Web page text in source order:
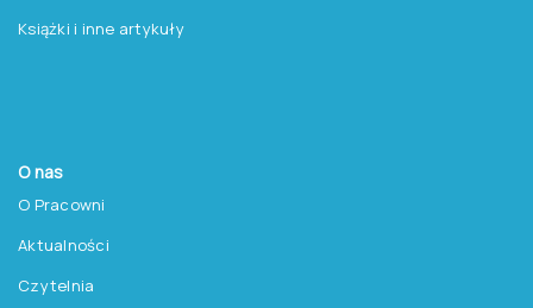
Książki i inne artykuły
O nas
O Pracowni
Aktualności
Czytelnia